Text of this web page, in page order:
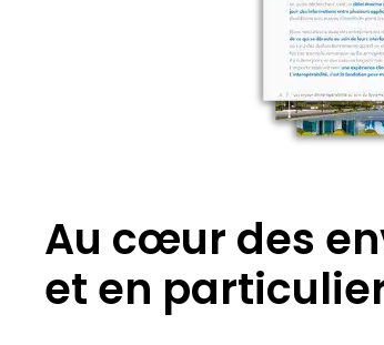
Au cœur des
et en